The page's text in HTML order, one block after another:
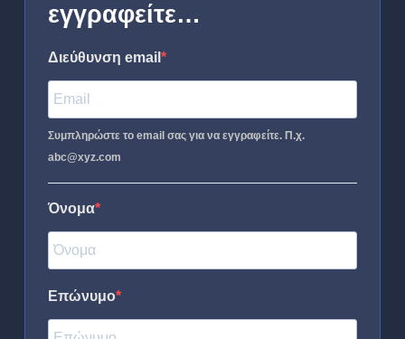
εγγραφείτε…
Διεύθυνση email
Συμπληρώστε το email σας για να εγγραφείτε. Π.χ.
abc@xyz.com
Όνομα
Επώνυμο